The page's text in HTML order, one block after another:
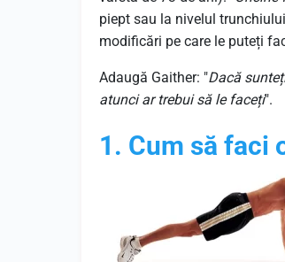
piept sau la nivelul
modificări pe care le puteți
Adaugă Gaither: "Dacă
atunci ar trebui să le faceți".
1. Cum să faci